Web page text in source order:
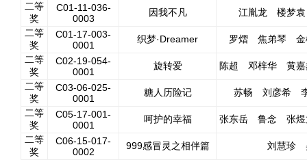
二等
奖
C01-11-036-
0003
因我不凡
江胤龙 楼梦
二等
奖
C01-17-003-
0001
织梦·Dreamer
罗熠 焦弟琴
二等
奖
C02-19-054-
0001
旋转爱
陈超 邓梓华 黄
二等
奖
C03-06-025-
0001
糖人历险记
苏畅 刘彦希
二等
奖
C05-17-001-
0001
呵护的幸福
张东岳 鲁念 张
二等
奖
C06-15-017-
0002
999感冒灵之相伴篇
刘慧珍